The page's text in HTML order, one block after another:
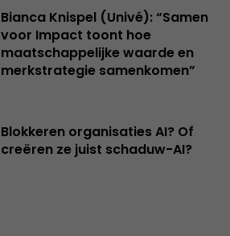
Bianca Knispel (Univé): “Samen
voor Impact toont hoe
maatschappelijke waarde en
merkstrategie samenkomen”
Blokkeren organisaties AI? Of
creëren ze juist schaduw-AI?